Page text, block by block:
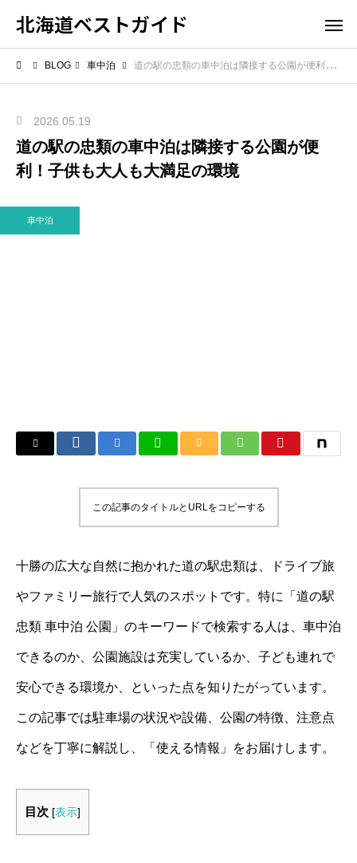
北海道ベストガイド
BLOG 車中泊 道の駅の忠類の車中泊は隣接する公園が便利！子供も大人も大満足の環境
2026.05.19
道の駅の忠類の車中泊は隣接する公園が便
利！子供も大人も大満足の環境
車中泊
この記事のタイトルとURLをコピーする
十勝の広大な自然に抱かれた道の駅忠類は、ドライブ旅
やファミリー旅行で人気のスポットです。特に「道の駅
忠類 車中泊 公園」のキーワードで検索する人は、車中泊
できるのか、公園施設は充実しているか、子ども連れで
安心できる環境か、といった点を知りたがっています。
この記事では駐車場の状況や設備、公園の特徴、注意点
などを丁寧に解説し、「使える情報」をお届けします。
目次 [表示]